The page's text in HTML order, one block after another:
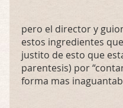
pero el director y
estos ingredientes
justito de esto que
parentesis) por
forma mas